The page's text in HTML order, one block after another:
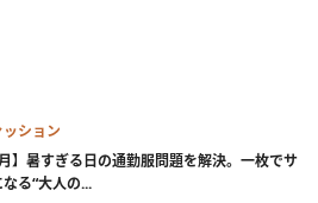
ッション
月】暑すぎる日の通勤服問題を解決。一枚でサ
なる“大人の...